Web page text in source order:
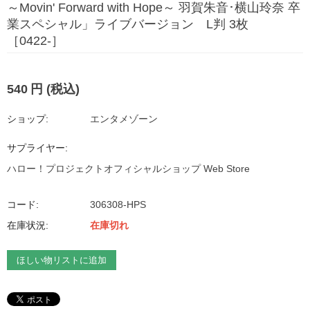
～Movin' Forward with Hope～ 羽賀朱音･横山玲奈 卒
業スペシャル」ライブバージョン L判 3枚
［0422-］
540 円 (税込)
ショップ: エンタメゾーン
サプライヤー:
ハロー！プロジェクトオフィシャルショップ Web Store
コード:
306308-HPS
在庫状況:
在庫切れ
ほしい物リストに追加